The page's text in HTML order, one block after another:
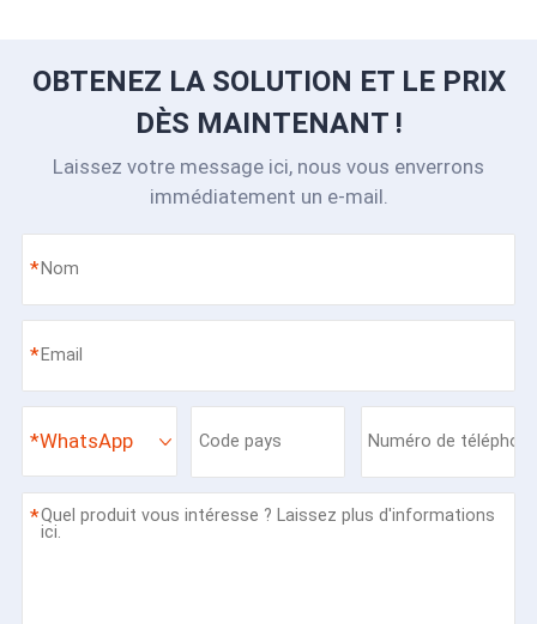
OBTENEZ LA SOLUTION ET LE PRIX
DÈS MAINTENANT !
Laissez votre message ici, nous vous enverrons
immédiatement un e-mail.
*
*
*WhatsApp
*